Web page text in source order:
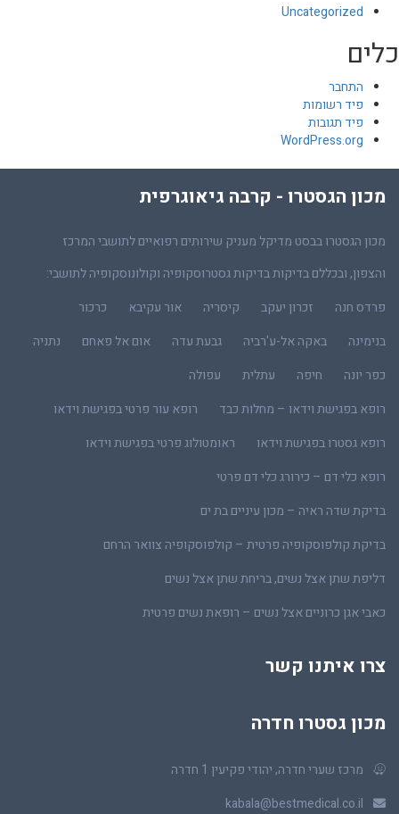
Uncategorized
כלים
התחבר
פיד רשומות
פיד תגובות
WordPress.org
מכון הגסטרו - קרבה גיאוגרפית
מכון הגסטרו בבסט מדיקל מעניק שירותים רפואיים לתושבי המרכז
והצפון, ובכללם בדיקות בדיקות גסטרוסקופיה וקולונוסקופיה לתושבי:
פרדס חנה
זכרון יעקב קיסריה אור עקיבא
כרכור
בנימינה
באקה אל-ע'רביה גבעת עדה אום אל פאחם
נתניה
כפר יונה
חיפה עתלית
עפולה
רופא בפגישת וידאו – מחלות כבד
רופא עור פרטי בפגישת וידאו
רופא גסטרו בפגישת וידאו
ראומטולוג פרטי בפגישת וידאו
רופא כלי דם – כירורג כלי דם פרטי
בדיקת שדה ראיה – מכון עיניים בת ים
בדיקת קולפוסקופיה פרטית – קולפוסקופיה צוואר הרחם
דליפת שתן אצל נשים, בריחת שתן אצל נשים
כאבי אגן כרוניים אצל נשים – רופאת נשים פרטית
צרו איתנו קשר
מכון גסטרו חדרה
מרכז שערי חדרה, יהודי פקיעין 1 חדרה
kabala@bestmedical.co.il